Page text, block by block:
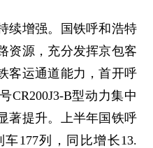
增强。国铁呼和浩特
资源，充分发挥京包客
客运通道能力，首开呼
CR200J3-B型动力集中
著提升。上半年国铁呼
177列，同比增长13.